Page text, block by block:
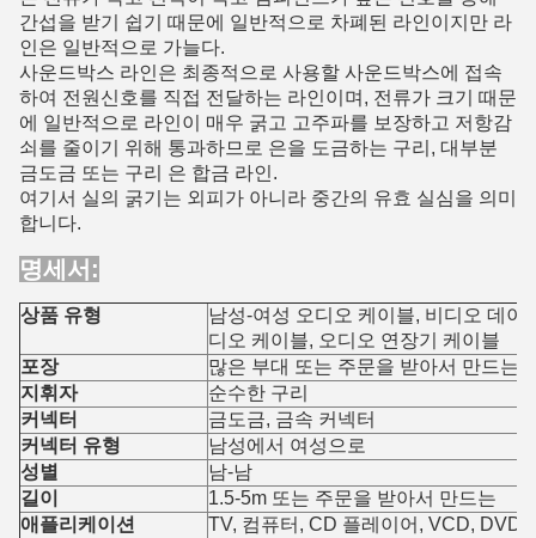
간섭을 받기 쉽기 때문에 일반적으로 차폐된 라인이지만 라
인은 일반적으로 가늘다.
사운드박스 라인은 최종적으로 사용할 사운드박스에 접속
하여 전원신호를 직접 전달하는 라인이며, 전류가 크기 때문
에 일반적으로 라인이 매우 굵고 고주파를 보장하고 저항감
쇠를 줄이기 위해 통과하므로 은을 도금하는 구리, 대부분
금도금 또는 구리 은 합금 라인.
여기서 실의 굵기는 외피가 아니라 중간의 유효 실심을 의미
합니다.
명세서:
상품 유형
남성-여성 오디오 케이블, 비디오 데이
디오 케이블, 오디오 연장기 케이블
포장
많은 부대 또는 주문을 받아서 만드는
지휘자
순수한 구리
커넥터
금도금, 금속 커넥터
커넥터 유형
남성에서 여성으로
성별
남-남
길이
1.5-5m 또는 주문을 받아서 만드는
애플리케이션
TV, 컴퓨터, CD 플레이어, VCD, DVD,